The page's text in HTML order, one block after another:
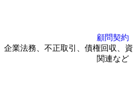
顧問契約
企業法務、不正取引、債権回収、
関連など